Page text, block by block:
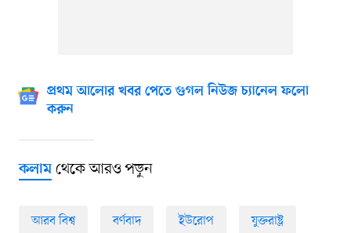
প্রথম আলোর খবর পেতে গুগল নিউজ চ্যানেল ফলো
করুন
কলামথেকে আরও পড়ুন
আরব বিশ্ব বর্ণবাদ ইউরোপ যুক্তরাষ্ট্র